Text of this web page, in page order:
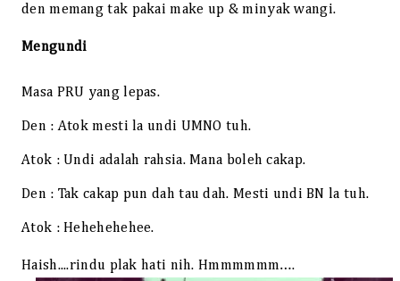
den memang tak pakai make up & minyak wangi.
Mengundi
Masa PRU yang lepas.
Den : Atok mesti la undi UMNO tuh.
Atok : Undi adalah rahsia. Mana boleh cakap.
Den : Tak cakap pun dah tau dah. Mesti undi BN la tuh.
Atok : Hehehehehee.
Haish....rindu plak hati nih. Hmmmmmm….